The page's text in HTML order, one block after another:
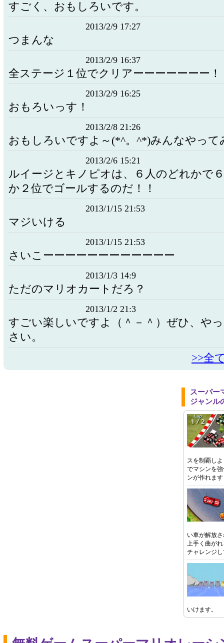
すごく、おもしろいです。
2013/2/9 17:27
つまんな
2013/2/9 16:37
全ステージ１位でクリアーーーーーーー！
2013/2/9 16:25
おもろいっす！
2013/2/8 21:26
おもしろいですよ～(*^。^*)みんなやって
2013/2/6 15:21
ルイージとキノピオは、６人のどれかで
か２位でゴールするのだ！！
2013/1/15 21:53
マジいける
2013/1/15 21:53
さいこーーーーーーーーーーーー
2013/1/3 14:9
ただのマリオカートだろ？
2013/1/2 21:3
すごい楽しいですよ（＾－＾）ぜひ、や
さい。
>>全
スーパー
ジャンル
スを制覇し
でマシンを
ンが作れま
い車が解放
上手く曲が
チャレンジ
いけます。